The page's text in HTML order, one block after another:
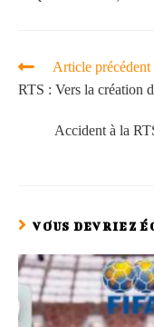
Article précédent
RTS : Vers la création
Accident à la
VOUS DEVRIEZ